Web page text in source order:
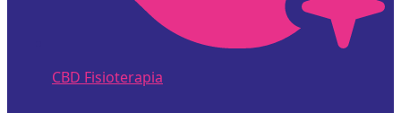
CBD Fisioterapia